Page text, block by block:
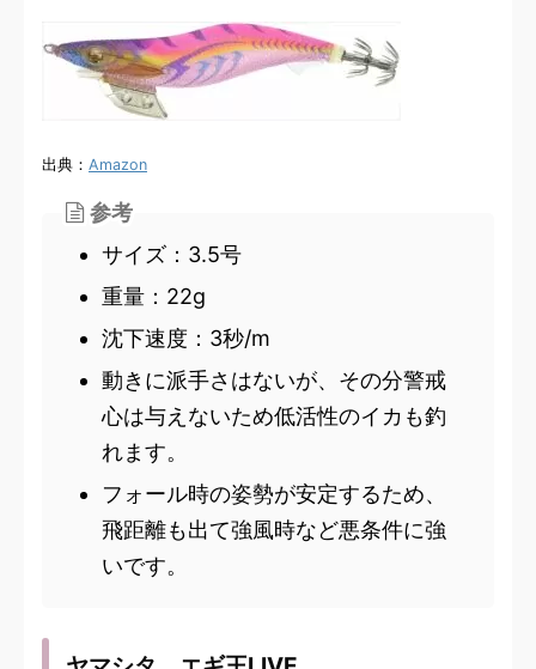
出典： Amazon
参考
サイズ：3.5号
重量：22g
沈下速度：3秒/m
動きに派手さはないが、その分警戒
心は与えないため低活性のイカも釣
れます。
フォール時の姿勢が安定するため、
飛距離も出て強風時など悪条件に強
いです。